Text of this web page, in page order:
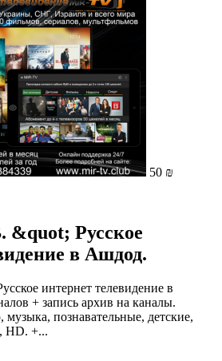
50 ₪
Русское
в Ашдод.
интернет телевидение в
+ запись архив на каналы.
познавательные, детские,
HD. +...